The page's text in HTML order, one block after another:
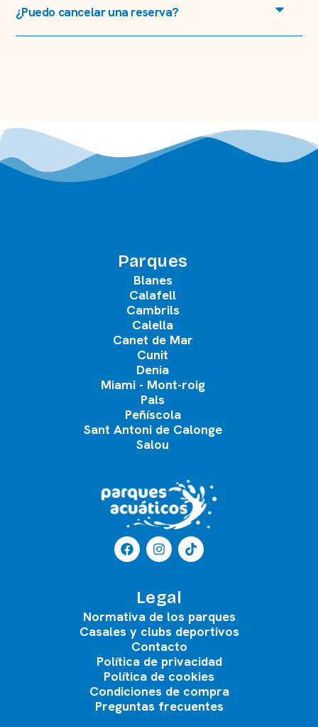
¿Puedo cancelar una reserva?
Parques
Blanes
Calafell
Cambrils
Calella
Canet de Mar
Cunit
Denia
Miami - Mont-roig
Pals
Peñíscola
Sant Antoni de Calonge
Salou
Legal
Normativa de los parques
Casales y clubs deportivos
Contacto
Política de privacidad
Política de cookies
Condiciones de compra
Preguntas frecuentes